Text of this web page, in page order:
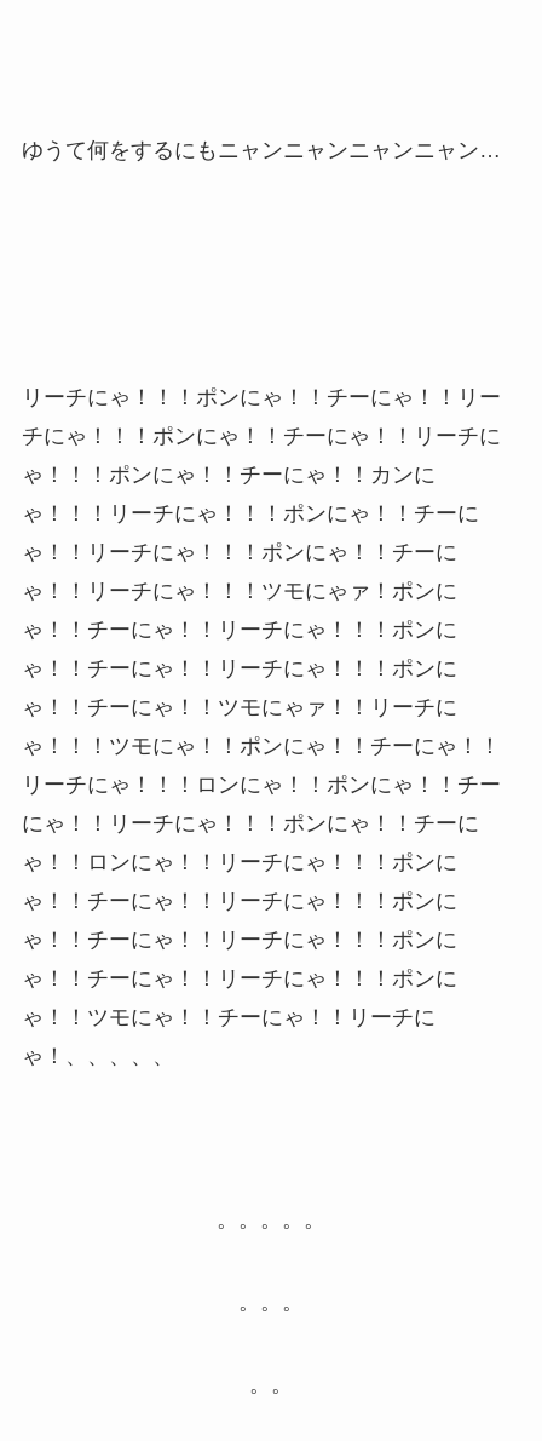
ゆうて何をするにもニャンニャンニャンニャン…
リーチにゃ！！！ポンにゃ！！チーにゃ！！リー
チにゃ！！！ポンにゃ！！チーにゃ！！リーチに
ゃ！！！ポンにゃ！！チーにゃ！！カンに
ゃ！！！リーチにゃ！！！ポンにゃ！！チーに
ゃ！！リーチにゃ！！！ポンにゃ！！チーに
ゃ！！リーチにゃ！！！ツモにゃァ！ポンに
ゃ！！チーにゃ！！リーチにゃ！！！ポンに
ゃ！！チーにゃ！！リーチにゃ！！！ポンに
ゃ！！チーにゃ！！ツモにゃァ！！リーチに
ゃ！！！ツモにゃ！！ポンにゃ！！チーにゃ！！
リーチにゃ！！！ロンにゃ！！ポンにゃ！！チー
にゃ！！リーチにゃ！！！ポンにゃ！！チーに
ゃ！！ロンにゃ！！リーチにゃ！！！ポンに
ゃ！！チーにゃ！！リーチにゃ！！！ポンに
ゃ！！チーにゃ！！リーチにゃ！！！ポンに
ゃ！！チーにゃ！！リーチにゃ！！！ポンに
ゃ！！ツモにゃ！！チーにゃ！！リーチに
ゃ！、、、、、
。。。。。
。。。
。。